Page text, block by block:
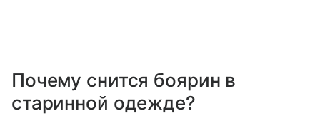
Почему снится боярин в
старинной одежде?